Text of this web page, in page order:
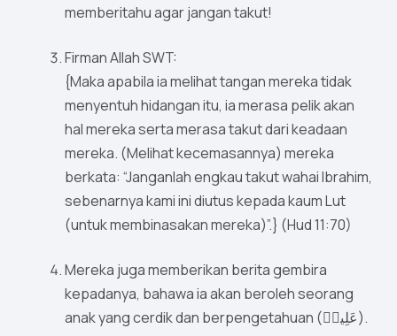
memberitahu agar jangan takut!
Firman Allah SWT:
{Maka apabila ia melihat tangan mereka tidak
menyentuh hidangan itu, ia merasa pelik akan
hal mereka serta merasa takut dari keadaan
mereka. (Melihat kecemasannya) mereka
berkata: “Janganlah engkau takut wahai Ibrahim,
sebenarnya kami ini diutus kepada kaum Lut
(untuk membinasakan mereka)”.} (Hud 11:70)
Mereka juga memberikan berita gembira
kepadanya, bahawa ia akan beroleh seorang
anak yang cerdik dan berpengetahuan (عَلِيمٖ).